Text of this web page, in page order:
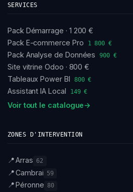
SERVICES
Pack Démarrage · 1 200 €
Pack E-commerce Pro
1 800 €
Pack Analyse de Données 900 €
Site vitrine Odoo · 800 €
Tableaux Power BI 800 €
Assistant IA Local 149 €
Voir tout le catalogue→
ZONES D'INTERVENTION
📍Arras 62
📍Cambrai 59
📍Péronne 80